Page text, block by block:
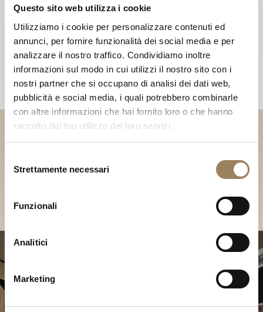
Questo sito web utilizza i cookie
Utilizziamo i cookie per personalizzare contenuti ed
annunci, per fornire funzionalità dei social media e per
analizzare il nostro traffico. Condividiamo inoltre
informazioni sul modo in cui utilizzi il nostro sito con i
nostri partner che si occupano di analisi dei dati web,
pubblicità e social media, i quali potrebbero combinarle
con altre informazioni che hai fornito loro o che hanno
raccolto dal tuo utilizzo dei loro servizi.
delStrettamente necessari
Funzionali
Analitici
Marketing
Scopri le nostre collezioni in
Boutique